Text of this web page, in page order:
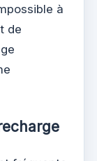
à
de